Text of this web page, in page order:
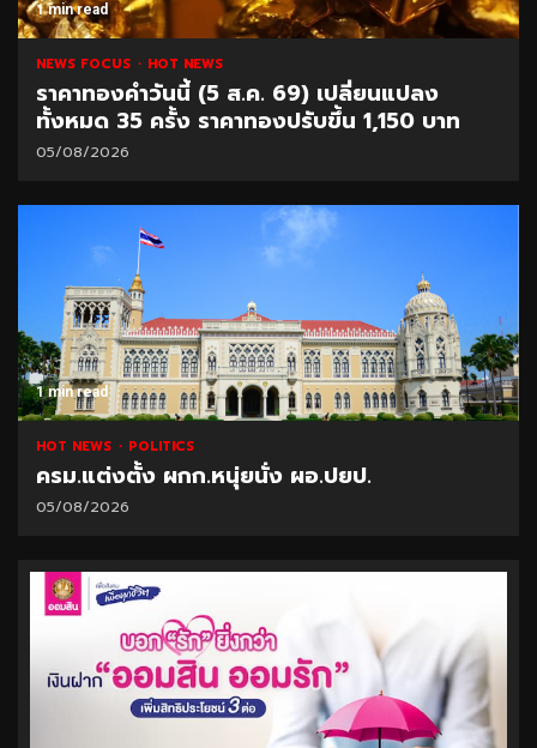
1 min read
NEWS FOCUS HOT NEWS
ราคาทองคำวันนี้ (5 ส.ค. 69) เปลี่ยนแปลง
ทั้งหมด 35 ครั้ง ราคาทองปรับขึ้น 1,150 บาท
05/08/2026
1 min read
HOT NEWS POLITICS
ครม.แต่งตั้ง ผกก.หนุ่ยนั่ง ผอ.ปยป.
05/08/2026